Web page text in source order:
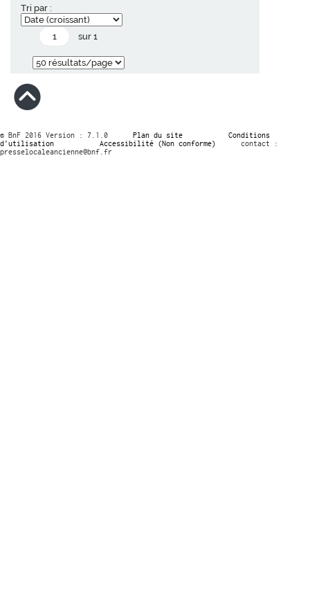
Tri par :
sur 1
© BnF 2016 Version : 7.1.0 Plan du site
Conditions
d’utilisation
Accessibilité (Non conforme)
contact :
presselocaleancienne@bnf.fr